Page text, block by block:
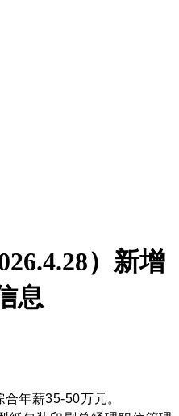
）新增
息
年薪35-50万元。